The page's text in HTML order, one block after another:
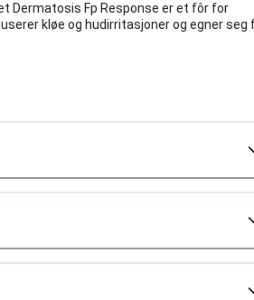
Dermatosis Fp Response er et fôr for
kløe og hudirritasjoner og egner seg